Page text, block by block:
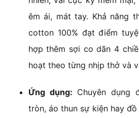
êm ái, mát tay. Khả năng
cotton 100% đạt điểm
hợp thêm sợi co dãn 4
hoạt theo từng nhịp thở và
Ứng dụng: Chuyên dụng
tròn, áo thun sự kiện hay